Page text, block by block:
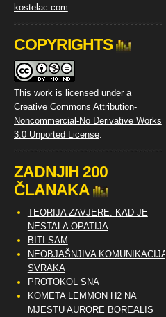
COPYRIGHTS
This work is licensed under a
Creative Commons Attribution-
Noncommercial-No Derivative Works
3.0 Unported License.
ZADNJIH 200
ČLANAKA
TEORIJA ZAVJERE: KAD JE
NESTALA OPATIJA
BITI SAM
NEOBJAŠNJIVA KOMUNIKACIJA
SVRAKA
PROTOKOL SNA
KOMETA LEMMON H2 NA
MJESTU AURORE BOREALIS